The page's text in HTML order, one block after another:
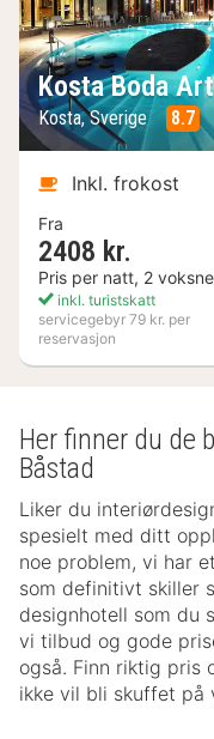
Kosta Boda
Kosta, Sverige 8.7
Inkl. frokost
Fra
2408 kr.
Pris per natt, 2 voksne
inkl. turistskatt
servicegebyr 79 kr. per
reservasjon
Her finner du de
Båstad
Liker du
spesielt med ditt
noe problem, vi har
som definitivt skiller
designhotell som du
vi tilbud og gode
også. Finn riktig pris
ikke vil bli skuffet på